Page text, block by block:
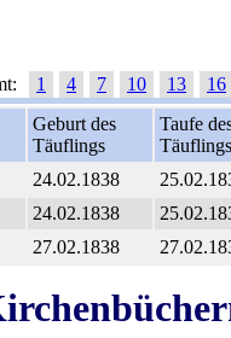
1 4 7 10 13
16
Geburt des
Täuflings
Taufe
Täuflings
24.02.1838
24.02.1838
27.02.1838